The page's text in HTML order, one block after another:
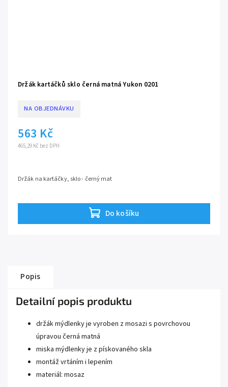
Držák kartáčků sklo černá matná Yukon 0201
NA OBJEDNÁVKU
465,29 Kč bez DPH
563 Kč
Do košíku
Držák na kartáčky, sklo - černý mat
Popis
Detailní popis produktu
držák mýdlenky je vyroben z mosazi s povrchovou
úpravou černá matná
miska mýdlenky je z pískovaného skla
montáž vrtáním i lepením
materiál: mosaz